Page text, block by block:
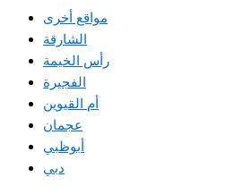
مواقع أخرى
الشارقة
رأس الخيمة
الفجيرة
أم القيوين
عجمان
أبوظبي
دبي